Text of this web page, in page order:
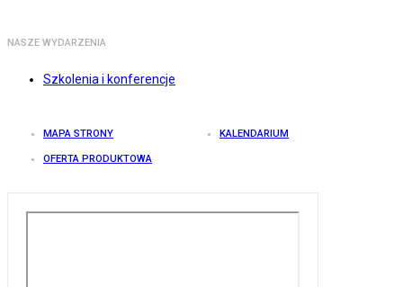
NASZE WYDARZENIA
Szkolenia i konferencje
MAPA STRONY KALENDARIUM
OFERTA PRODUKTOWA